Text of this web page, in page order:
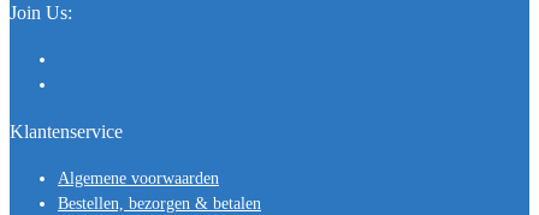
Join Us:
Klantenservice
Algemene voorwaarden
Bestellen, bezorgen & betalen